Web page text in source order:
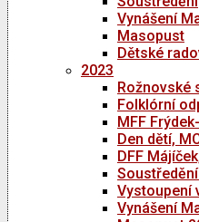
Vynášení
Masopust
Dětské
2023
Rožnovské
Folklórní
MFF
Den dětí,
DFF
Vystoupení
Vynášení